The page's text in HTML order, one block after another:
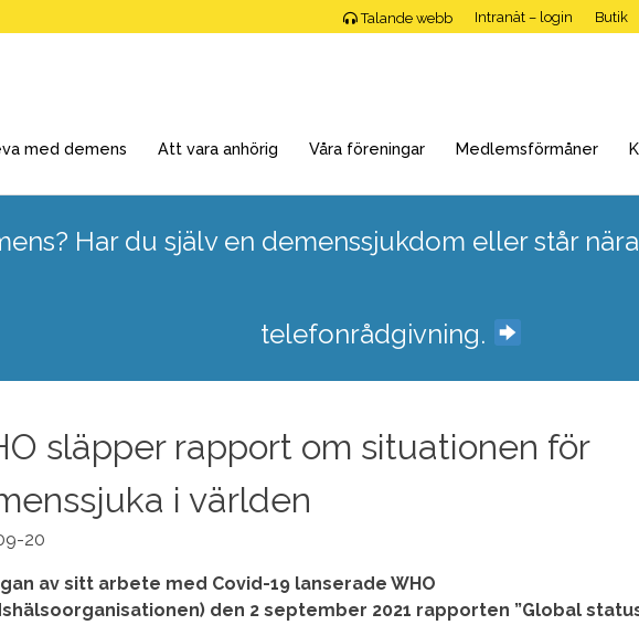
Talande webb Intranät – login Butik
med demens Att vara anhörig Våra föreningar Medlemsförmåner
Har du själv en demenssjukdom eller står
telefonrådgivning.
släpper rapport om situationen för
i världen
20
av sitt arbete med Covid-19 lanserade WHO
den 2 september 2021 rapporten ”Global